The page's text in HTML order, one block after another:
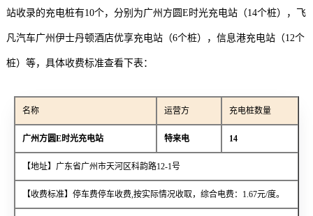
选车推荐
充电站
销量榜
经销商
站收录的充电桩有10个，分别为广州方圆E时光充电站（14个桩），飞
凡汽车广州伊士丹顿酒店优享充电站（6个桩），信息港充电站（12个
桩）等，具体收费标准查看下表：
名称 运营方 充电桩数量
广州方圆E时光充电站 特来电 14
【地址】广东省广州市天河区科韵路12-1号
【收费标准】停车费停车收费,按实际情况收取，综合电费：1.67元/度。